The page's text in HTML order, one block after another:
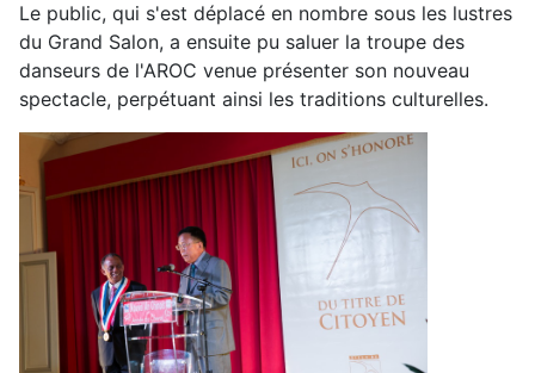
Le public, qui s'est déplacé en nombre sous les lustres
du Grand Salon, a ensuite pu saluer la troupe des
danseurs de l'AROC venue présenter son nouveau
spectacle, perpétuant ainsi les traditions culturelles.